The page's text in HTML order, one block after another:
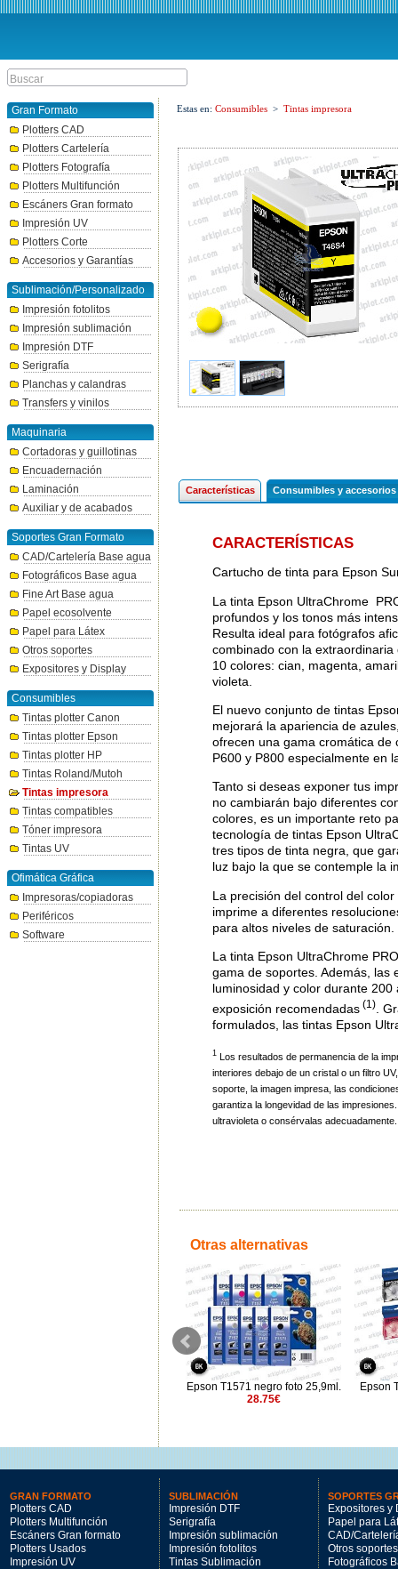
Gran Formato
Plotters CAD
Plotters Cartelería
Plotters Fotografía
Plotters Multifunción
Escáners Gran formato
Impresión UV
Plotters Corte
Accesorios y Garantías
Sublimación/Personalizado
Impresión fotolitos
Impresión sublimación
Impresión DTF
Serigrafía
Planchas y calandras
Transfers y vinilos
Maquinaria
Cortadoras y guillotinas
Encuadernación
Laminación
Auxiliar y de acabados
Soportes Gran Formato
CAD/Cartelería Base agua
Fotográficos Base agua
Fine Art Base agua
Papel ecosolvente
Papel para Látex
Otros soportes
Expositores y Display
Consumibles
Tintas plotter Canon
Tintas plotter Epson
Tintas plotter HP
Tintas Roland/Mutoh
Tintas impresora
Tintas compatibles
Tóner impresora
Tintas UV
Ofimática Gráfica
Impresoras/copiadoras
Periféricos
Software
Estas en: Consumibles > Tintas impresora
Características Consumibles y accesorios
CARACTERÍSTICAS
Cartucho de tinta para Epson
La tinta Epson UltraChrome
profundos y los tonos más
Resulta ideal para fotógrafos
combinado con la
10 colores: cian, magenta,
violeta.
El nuevo conjunto de tintas
mejorará la apariencia de
ofrecen una gama cromática de
P600 y P800 especialmente en
Tanto si deseas exponer tus
no cambiarán bajo diferentes
colores, es un importante reto
tecnología de tintas Epson
tres tipos de tinta negra, que
luz bajo la que se contemple la
La precisión del control del
imprime a diferentes
para altos niveles de saturación.
La tinta Epson UltraChrome
gama de soportes. Además, las
luminosidad y color durante
exposición recomendadas (1).
formulados, las tintas Epson
1Los resultados de permanencia de la
interiores debajo de un cristal o un filtro
soporte, la imagen impresa, las
garantiza la longevidad de las
ultravioleta o consérvalas adecuadamente.
Otras alternativas
Epson T1571 negro foto 25,9ml.
28.75€
Epson
GRAN FORMATO
Plotters CAD
Plotters Multifunción
Escáners Gran formato
Plotters Usados
Impresión UV
SUBLIMACIÓN
Impresión DTF
Serigrafía
Impresión sublimación
Impresión fotolitos
Tintas Sublimación
SOPORTES
Expositores y
Papel para
CAD/
Otros soportes
Fotográficos